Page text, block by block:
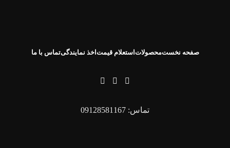
صفحه نخستمحصولات استعلام قیمت اخذ نمایندگیتماس با ما
تماس: 09128581167